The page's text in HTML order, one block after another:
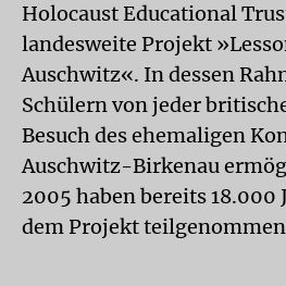
Holocaust Educational
landesweite Projekt
Auschwitz«. In dessen
Schülern von jeder
Besuch des ehemaligen
Auschwitz-Birkenau
2005 haben bereits 18.000
dem Projekt